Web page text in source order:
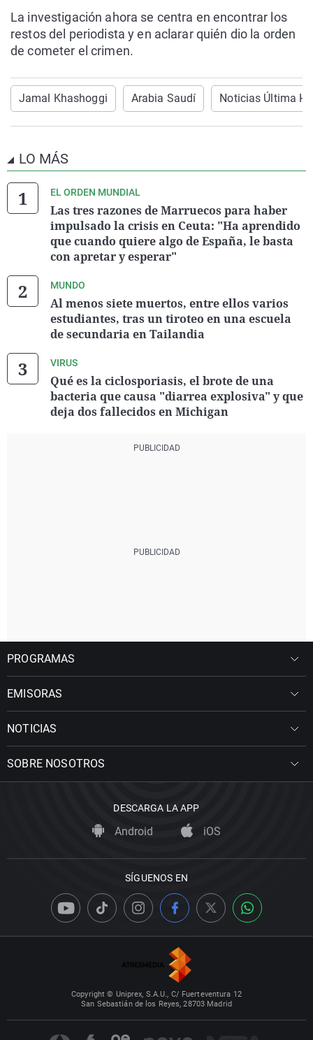
La investigación ahora se centra en encontrar los
restos del periodista y en aclarar quién dio la orden
de cometer el crimen.
Jamal Khashoggi Arabia Saudí Noticias Última
LO MÁS
EL ORDEN MUNDIAL
Las tres razones de Marruecos para haber
impulsado la crisis en Ceuta: "Ha aprendido
que cuando quiere algo de España, le basta
con apretar y esperar"
MUNDO
Al menos siete muertos, entre ellos varios
estudiantes, tras un tiroteo en una escuela
de secundaria en Tailandia
VIRUS
Qué es la ciclosporiasis, el brote de una
bacteria que causa "diarrea explosiva" y que
deja dos fallecidos en Michigan
PROGRAMAS
EMISORAS
NOTICIAS
SOBRE NOSOTROS
DESCARGA LA APP
Android iOS
SÍGUENOS EN
Copyright © Uniprex, S.A.U., C/ Fuerteventura 12
San Sebastián de los Reyes, 28703 Madrid